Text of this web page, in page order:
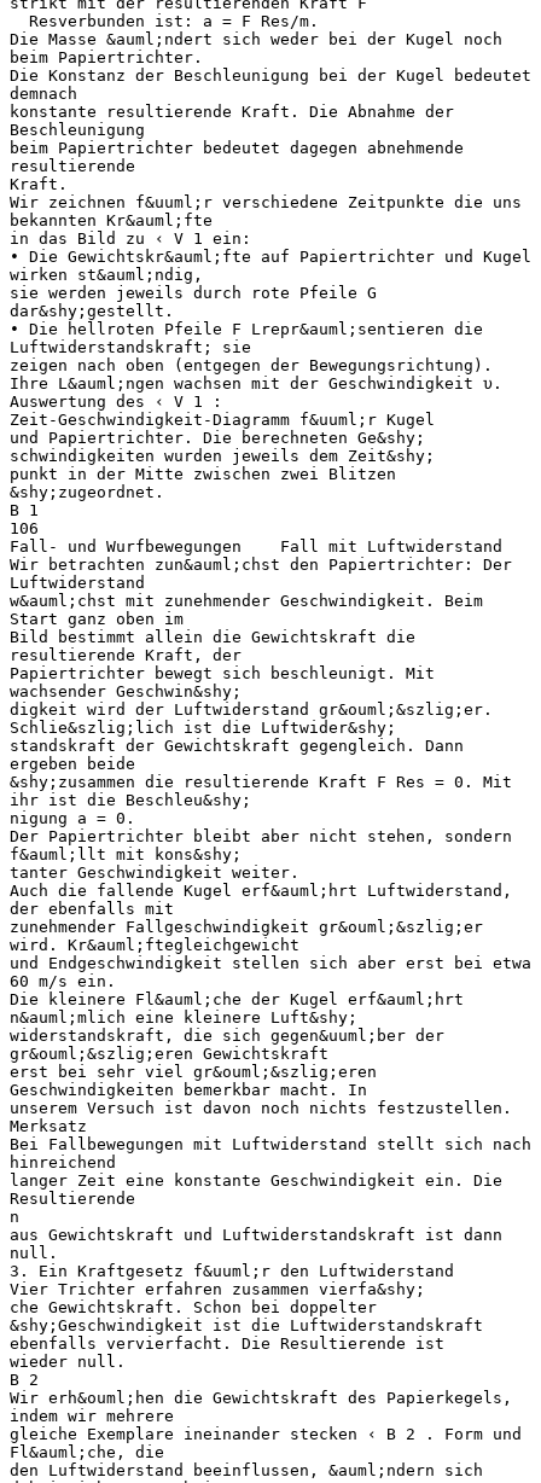
​ ​ Res​verbunden ist: a = ​F​ Res​/m.
Die Masse &auml;ndert sich weder bei der Kugel noch
beim Papiertrichter.
Die Konstanz der Beschleunigung bei der Kugel bedeutet
demnach
konstante resultierende Kraft. Die Abnahme der
Beschleunigung
beim Papiertrichter bedeutet dagegen abnehmende
resultierende
Kraft.
Wir zeichnen f&uuml;r verschiedene Zeitpunkte die uns
bekannten Kr&auml;fte
in das Bild zu ‹ V 1 ein:
• Die Gewichtskr&auml;fte auf Papiertrichter und Kugel
wirken st&auml;ndig,
sie werden jeweils durch rote Pfeile G
dar&shy;gestellt.
• Die hellroten Pfeile ​F​ L​repr&auml;sentieren die
Luftwiderstandskraft; sie
zeigen nach oben (entgegen der Bewegungsrichtung).
Ihre L&auml;ngen wachsen mit der Geschwindigkeit υ.
Auswertung des ‹ V 1 :
Zeit-Geschwindigkeit-Diagramm f&uuml;r Kugel
und Papiertrichter. Die berechneten Ge&shy;
schwindigkeiten wurden jeweils dem Zeit&shy;
punkt in der Mitte zwischen zwei Blitzen
&shy;zugeordnet.
B 1
106
Fall- und Wurfbewegungen Fall mit Luftwiderstand
Wir betrachten zun&auml;chst den Papiertrichter: Der
Luftwiderstand
w&auml;chst mit zunehmender Geschwindigkeit. Beim
Start ganz oben im
Bild bestimmt allein die Gewichtskraft die
resultierende Kraft, der
Papiertrichter bewegt sich beschleunigt. Mit
wachsender Geschwin&shy;
digkeit wird der Luftwiderstand gr&ouml;&szlig;er.
Schlie&szlig;lich ist die Luftwider&shy;
standskraft der Gewichtskraft gegengleich. Dann
ergeben beide
&shy;zusammen die resultierende Kraft ​F​ Res​ = 0. Mit
ihr ist die Beschleu&shy;
nigung a = 0.
Der Papiertrichter bleibt aber nicht stehen, sondern
f&auml;llt mit kons&shy;
tanter Geschwindigkeit weiter.
Auch die fallende Kugel erf&auml;hrt Luftwiderstand,
der ebenfalls mit
zunehmender Fallgeschwindigkeit gr&ouml;&szlig;er
wird. Kr&auml;ftegleichgewicht
und Endgeschwindigkeit stellen sich aber erst bei etwa
60 m/s ein.
Die kleinere Fl&auml;che der Kugel erf&auml;hrt
n&auml;mlich eine kleinere Luft&shy;
widerstandskraft, die sich gegen&uuml;ber der
gr&ouml;&szlig;eren Gewichtskraft
erst bei sehr viel gr&ouml;&szlig;eren
Geschwindigkeiten bemerkbar macht. In
unserem Versuch ist davon noch nichts festzustellen.
Merksatz
Bei Fallbewegungen mit Luftwiderstand stellt sich nach
hinreichend
langer Zeit eine konstante Geschwindigkeit ein. Die
Resultierende
n
aus Gewichtskraft und Luftwiderstandskraft ist dann
null.
3. Ein Kraftgesetz f&uuml;r den Luftwiderstand
Vier Trichter erfahren zusammen vierfa&shy;
che Gewichtskraft. Schon bei doppelter
&shy;Geschwindigkeit ist die Luftwiderstandskraft
ebenfalls vervierfacht. Die Resultierende ist
wieder null.
B 2
Wir erh&ouml;hen die Gewichtskraft des Papierkegels,
indem wir mehrere
gleiche Exemplare ineinander stecken ‹ B 2 . Form und
Fl&auml;che, die
den Luftwiderstand beeinflussen, &auml;ndern sich